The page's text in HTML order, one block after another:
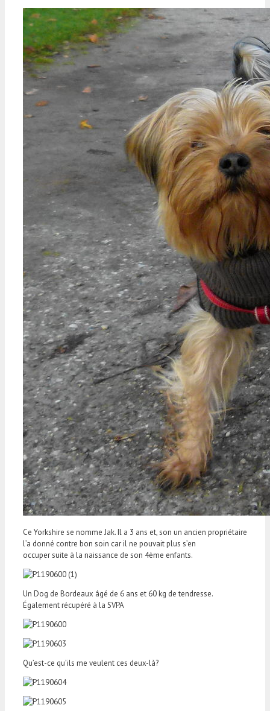
Ce Yorkshire se nomme Jak. Il a 3 ans et, son un ancien propriétaire
l’a donné contre bon soin car il ne pouvait plus s’en
occuper suite à la naissance de son 4ème enfants.
Un Dog de Bordeaux âgé de 6 ans et 60 kg de tendresse.
Également récupéré à la SVPA
Qu’est-ce qu’ils me veulent ces deux-là?